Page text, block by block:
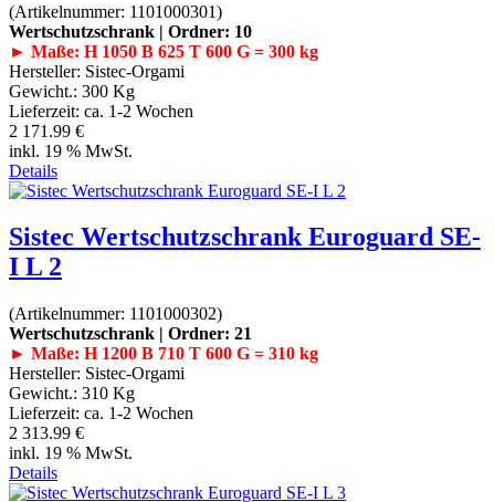
(Artikelnummer: 1101000301)
Wertschutzschrank | Ordner: 10
► Maße: H 1050 B 625 T 600 G = 300 kg
Hersteller: Sistec-Orgami
Gewicht.: 300 Kg
Lieferzeit: ca. 1-2 Wochen
2 171.99 €
inkl. 19 % MwSt.
Details
Sistec Wertschutzschrank Euroguard SE-
I L 2
(Artikelnummer: 1101000302)
Wertschutzschrank | Ordner: 21
► Maße: H 1200 B 710 T 600 G = 310 kg
Hersteller: Sistec-Orgami
Gewicht.: 310 Kg
Lieferzeit: ca. 1-2 Wochen
2 313.99 €
inkl. 19 % MwSt.
Details